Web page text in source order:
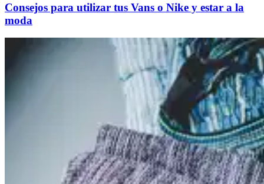
Consejos para utilizar tus Vans o Nike y estar a la
moda